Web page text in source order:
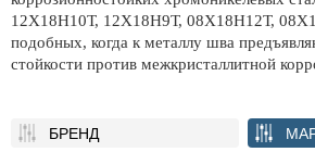
12Х18Н10Т, 12Х18Н9Т, 08Х18Н12Т,
подобных, когда к металлу шва
стойкости против межкристаллитной
БРЕНД